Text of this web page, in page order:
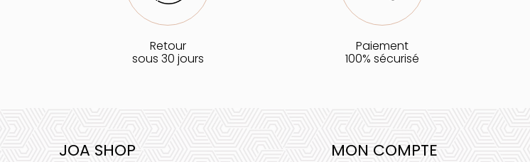
Retour
sous 30 jours
Paiement
100% sécurisé
JOA SHOP MON COMPTE